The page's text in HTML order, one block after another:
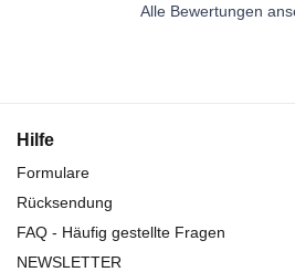
Alle Bewertungen
Hilfe
Formulare
Rücksendung
FAQ - Häufig gestellte Fragen
NEWSLETTER